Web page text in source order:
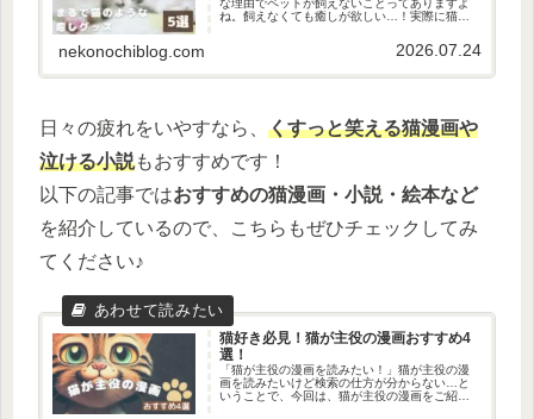
な理由でペットが飼えないことってありますよ
ね。飼えなくても癒しが欲しい…！実際に猫ち
と言われています。しんどい時は撫でてもいい
よありがとう😭ということで、今...
nekonochiblog.com 2026.07.24
日々の疲れをいやすなら、 くすっと笑える猫漫画や
泣ける小説もおすすめです！
以下の記事ではおすすめの猫漫画・小説・絵本など
を紹介しているので、こちらもぜひチェックしてみ
てください♪
猫好き必見！猫が主役の漫画おすすめ4
選！
「猫が主役の漫画を読みたい！」猫が主役の漫
画を読みたいけど検索の仕方が分からない…と
いうことで、今回は、猫が主役の漫画をご紹介